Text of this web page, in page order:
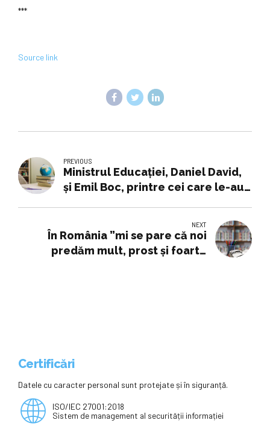
***
Source link
PREVIOUS
Ministrul Educației, Daniel David,
și Emil Boc, printre cei care le-au
Educației, Daniel David, și Emil
Boc, printre cei care le-au citit
NEXT
În România ”mi se pare că noi
predăm mult, prost şi foarte
Certificări
Datele cu caracter personal sunt protejate și în siguranță.
ISO/IEC 27001:2018
Sistem de management al securității informației